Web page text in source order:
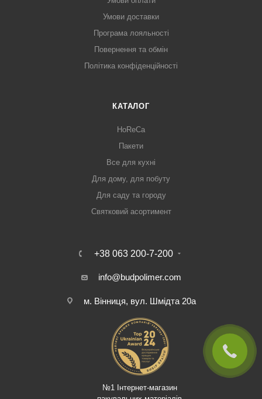
Умови доставки
Програма лояльності
Повернення та обмін
Політика конфіденційності
КАТАЛОГ
HoReCa
Пакети
Все для кухні
Для дому, для побуту
Для саду та городу
Святковий асортимент
+38 063 200-7-200
info@budpolimer.com
м. Вінниця, вул. Шмідта 20а
№1 Інтернет-магазин